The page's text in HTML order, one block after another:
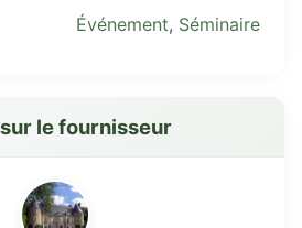
Événement, Séminaire
le fournisseur